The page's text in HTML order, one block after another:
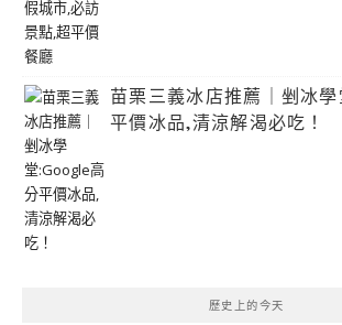
苗栗三義冰店推薦｜剉冰
平價冰品,清涼解渴必吃！
歷史上的今天